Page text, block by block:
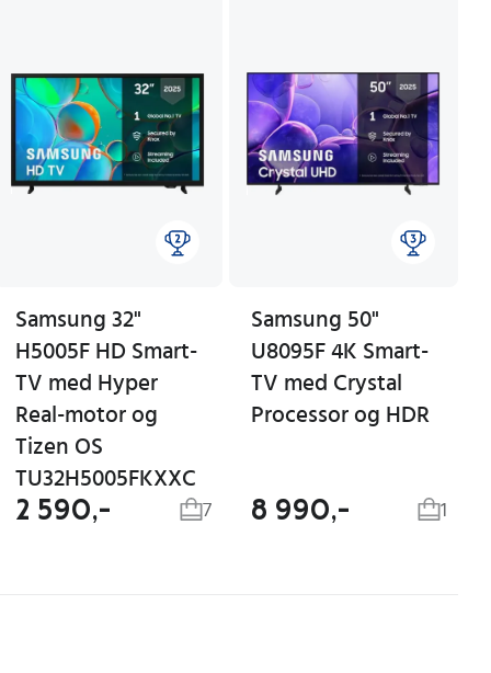
Samsung 32"
H5005F HD Smart-
TV med Hyper
Real-motor og
Tizen OS
TU32H5005FKXXC
2 590,- 7
Samsung 50"
U8095F 4K Smart-
TV med Crystal
Processor og HDR
8 990,- 1